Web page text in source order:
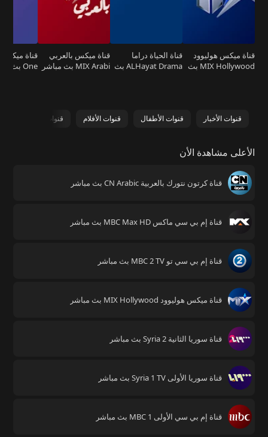
قناة ميكس هوليوود
MIX Hollywood بث
قناة الحياة دراما
ALHayat Drama بث
قناة ميكس بالعربي
MIX Arabi بث مباشر
One بث مباشر
قنوات الأخبار قنوات الأطفال قنوات الأفلام قنوات الرياضة
الأعلى مشاهدة الأن
قناة كرتون نتورك بالعربية CN Arabic بث مباشر
قناة إم بي سي ماكس MBC Max HD بث مباشر
قناة إم بي سي تو MBC 2 TV بث مباشر
قناة ميكس هوليوود MIX Hollywood بث مباشر
قناة سوريا الثانية Syria 2 بث مباشر
قناة سوريا الأولى Syria 1 TV بث مباشر
قناة إم بي سي الأولى MBC 1 بث مباشر